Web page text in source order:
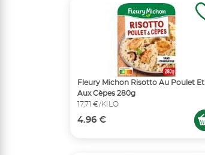
Fleury Michon Risotto Au Poulet Et
Aux Cèpes 280g
17,71 €/KILO
4.96 €